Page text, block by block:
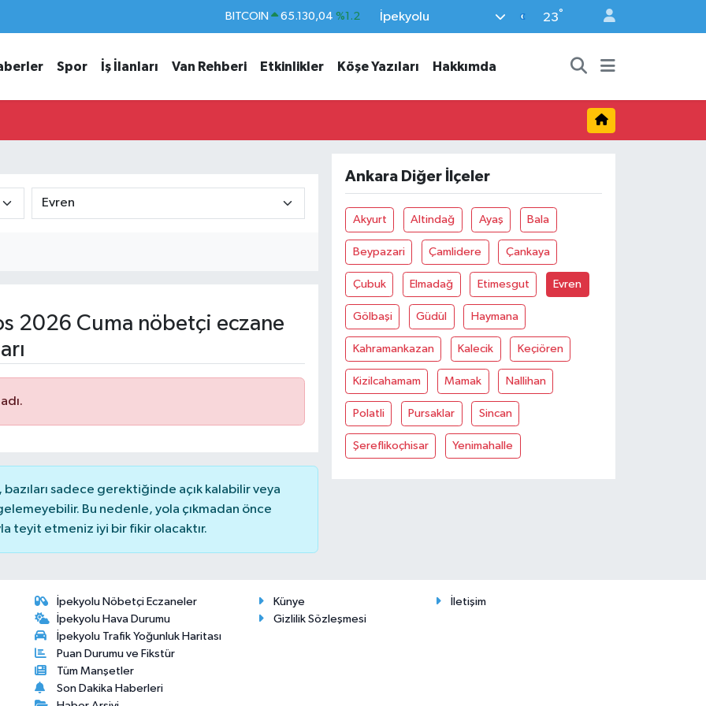
BITCOIN 65.130,04 %1.2
EURO 55,1652 %0.27
STERLİN 64,4046 %0.35
İpekyolu 23°
Spor İş İlanları Van Rehberi Etkinlikler Köşe Yazıları Hakkımda
2026 Cuma nöbetçi eczane
sadece gerektiğinde açık kalabilir veya
Bu nedenle, yola çıkmadan önce
teyit etmeniz iyi bir fikir olacaktır.
Ankara Diğer İlçeler
Akyurt Altindağ Ayaş Bala
Beypazari Çamlidere Çankaya
Çubuk Elmadağ Etimesgut Evren
Gölbaşi Güdül Haymana
Kahramankazan Kalecik Keçiören
Kizilcahamam Mamak Nallihan
Polatli Pursaklar Sincan
Şereflikoçhisar Yenimahalle
İpekyolu Nöbetçi Eczaneler
İpekyolu Hava Durumu
İpekyolu Trafik Yoğunluk Haritası
Puan Durumu ve Fikstür
Tüm Manşetler
Son Dakika Haberleri
Künye
İletişim
Gizlilik Sözleşmesi